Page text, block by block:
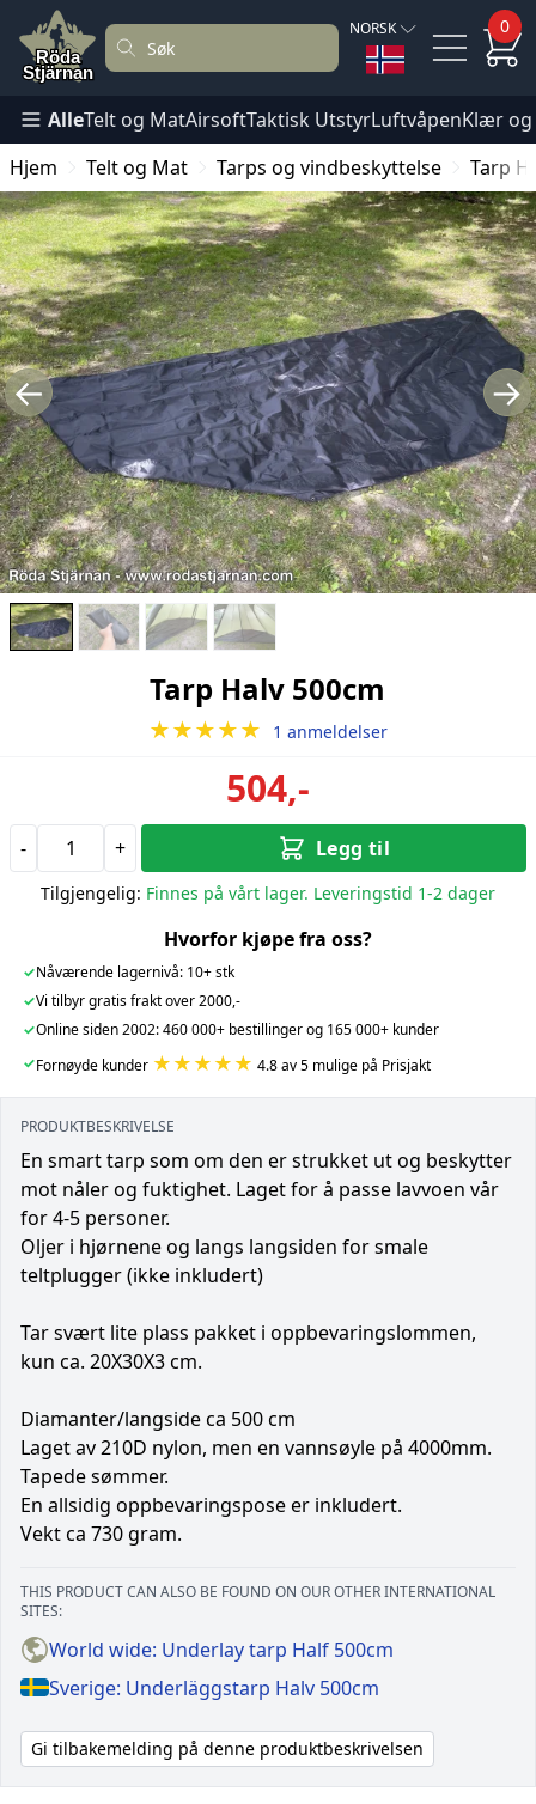
NORSK 0
AlleTelt og MatAirsoftTaktisk UtstyrLuftvåpenKlær
Hjem
Telt og Mat Tarps og vindbeskyttelse Tarp
← →
Tarp Halv 500cm
★★★★★ 1 anmeldelser
504,-
- + Legg til
Tilgjengelig: Finnes på vårt lager. Leveringstid 1-2 dager
Hvorfor kjøpe fra oss?
✓Nåværende lagernivå: 10+ stk
✓Vi tilbyr gratis frakt over 2000,-
✓Online siden 2002: 460 000+ bestillinger og 165 000+ kunder
✓Fornøyde kunder ★★★★★ 4.8 av 5 mulige på Prisjakt
PRODUKTBESKRIVELSE
En smart tarp som om den er strukket ut og beskytter
mot nåler og fuktighet. Laget for å passe lavvoen vår
for 4-5 personer.
Oljer i hjørnene og langs langsiden for smale
teltplugger (ikke inkludert)
Tar svært lite plass pakket i oppbevaringslommen,
kun ca. 20X30X3 cm.
Diamanter/langside ca 500 cm
Laget av 210D nylon, men en vannsøyle på 4000mm.
Tapede sømmer.
En allsidig oppbevaringspose er inkludert.
Vekt ca 730 gram.
THIS PRODUCT CAN ALSO BE FOUND ON OUR OTHER INTERNATIONAL
SITES:
World wide: Underlay tarp Half 500cm
Sverige: Underläggstarp Halv 500cm
Gi tilbakemelding på denne produktbeskrivelsen